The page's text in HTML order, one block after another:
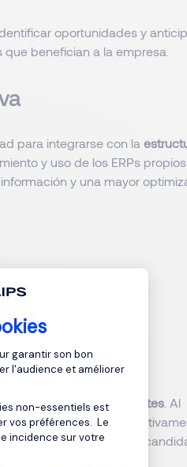
Consentement :
garantir son bon
l'audience et améliorer
non-essentiels est
vos préférences. Le
incidence sur votre
oportunidades y
benefician a la empresa.
para integrarse con la
y uso de los ERPs
y una mayor
disminuyen
elahorro de tiempo y costes . Al
pueden reducir
y selección de